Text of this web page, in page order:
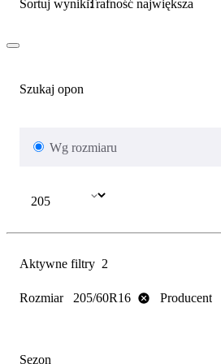
Sortuj wyniki:
Szukaj opon
Wg rozmiaru
Aktywne filtry 2
Rozmiar 205/60R16 Producent
Sezon